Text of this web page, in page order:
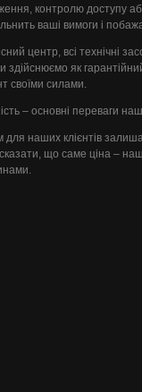
контролю доступу
ваші вимоги і
центр, всі технічні
як
своїми силами.
– основні переваги
наших клієнтів
що саме ціна – наш